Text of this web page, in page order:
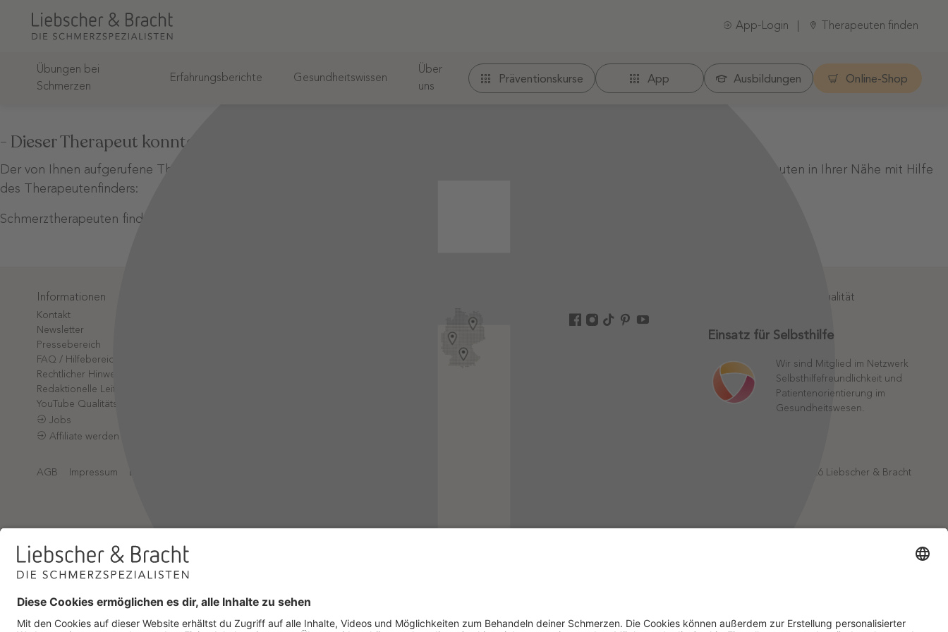
App-Login Therapeuten finden
Übungen bei
Schmerzen
Erfahrungsberichte Gesundheitswissen
Über
uns
Präventionskurse App Ausbildungen Online-Shop
- Dieser Therapeut konnte nicht gefunden werden.
Der von Ihnen aufgerufene Therapeut wurde unter dieser URL nicht gefunden. Möglicherweise finden Sie ihn oder einen anderen Therapeuten in Ihrer Nähe mit Hilfe
des Therapeutenfinders:
Schmerztherapeuten finden
Informationen
Kontakt
Newsletter
Pressebereich
FAQ / Hilfebereich
Rechtlicher Hinweis
Redaktionelle Leitlinien
YouTube Qualitätsprozess
Jobs
Affiliate werden
Geprüfte Informationsqualität
Einsatz für Selbsthilfe
Wir sind Mitglied im Netzwerk
Selbsthilfefreundlichkeit und
Patientenorientierung im
Gesundheitswesen.
AGB Impressum Datenschutz 2026 Liebscher & Bracht